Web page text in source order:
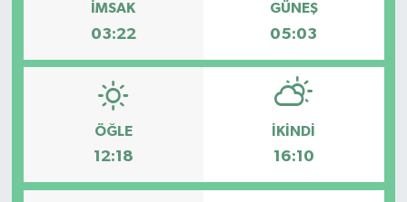
İMSAK
03:22
GÜNEŞ
05:03
ÖĞLE
12:18
İKINDI
16:10